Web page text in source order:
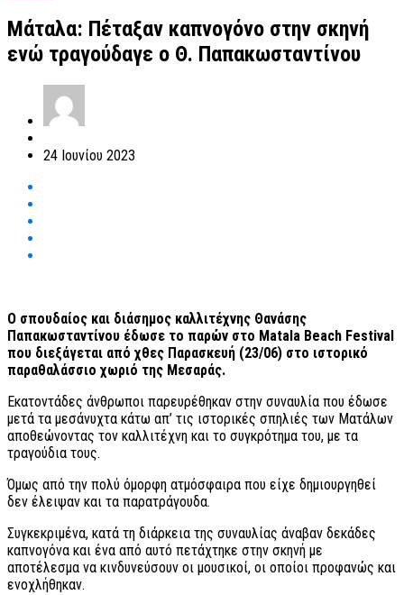
Μάταλα: Πέταξαν καπνογόνο στην σκηνή
ενώ τραγούδαγε ο Θ. Παπακωσταντίνου
24 Ιουνίου 2023
Ο σπουδαίος και διάσημος καλλιτέχνης Θανάσης
Παπακωσταντίνου έδωσε το παρών στο Matala Beach Festival
που διεξάγεται από χθες Παρασκευή (23/06) στο ιστορικό
παραθαλάσσιο χωριό της Μεσαράς.
Εκατοντάδες άνθρωποι παρευρέθηκαν στην συναυλία που έδωσε
μετά τα μεσάνυχτα κάτω απ’ τις ιστορικές σπηλιές των Ματάλων
αποθεώνοντας τον καλλιτέχνη και το συγκρότημα του, με τα
τραγούδια τους.
Όμως από την πολύ όμορφη ατμόσφαιρα που είχε δημιουργηθεί
δεν έλειψαν και τα παρατράγουδα.
Συγκεκριμένα, κατά τη διάρκεια της συναυλίας άναβαν δεκάδες
καπνογόνα και ένα από αυτό πετάχτηκε στην σκηνή με
αποτέλεσμα να κινδυνεύσουν οι μουσικοί, οι οποίοι προφανώς και
ενοχλήθηκαν.